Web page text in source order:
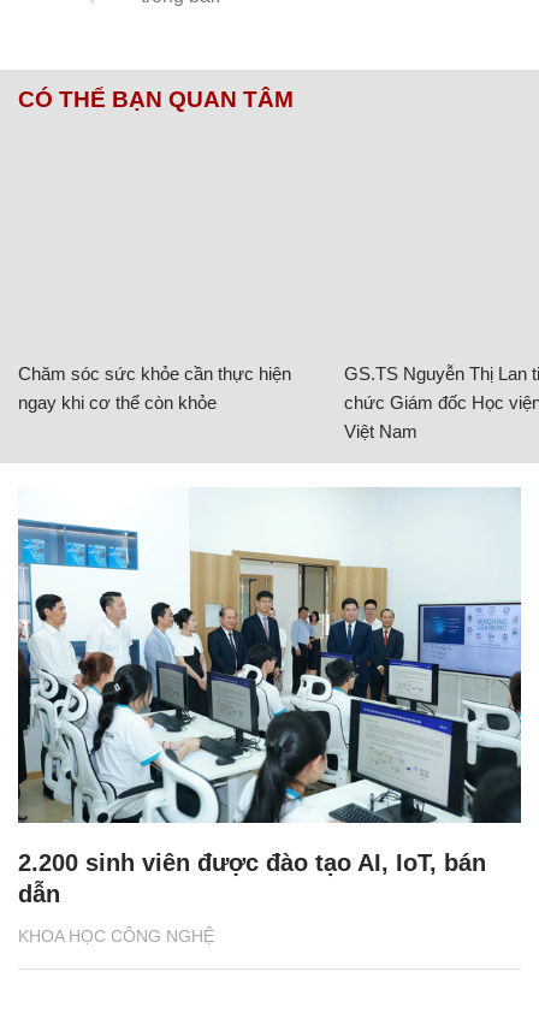
CÓ THỂ BẠN QUAN TÂM
Chăm sóc sức khỏe cần thực hiện
ngay khi cơ thể còn khỏe
GS.TS Nguyễn Thị Lan
chức Giám đốc Học
Việt Nam
KHOA HỌC CÔNG NGHỆ
2.200 sinh viên được đào tạo AI, IoT, bán
dẫn